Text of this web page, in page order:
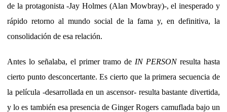
de la protagonista -Jay Holmes (Alan Mowbray)-, el inesperado y
rápido retorno al mundo social de la fama y, en definitiva, la
consolidación de esa relación.
Antes lo señalaba, el primer tramo de IN PERSONresulta hasta
cierto punto desconcertante. Es cierto que la primera secuencia de
la película -desarrollada en un ascensor- resulta bastante divertida,
y lo es también esa presencia de Ginger Rogers camuflada bajo un